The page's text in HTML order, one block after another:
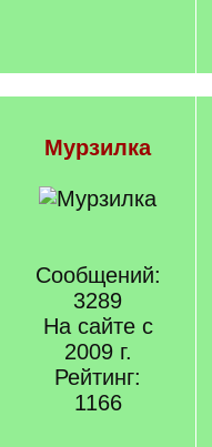
Мурзилка
Сообщений:
3289
На сайте с
2009 г.
Рейтинг:
1166